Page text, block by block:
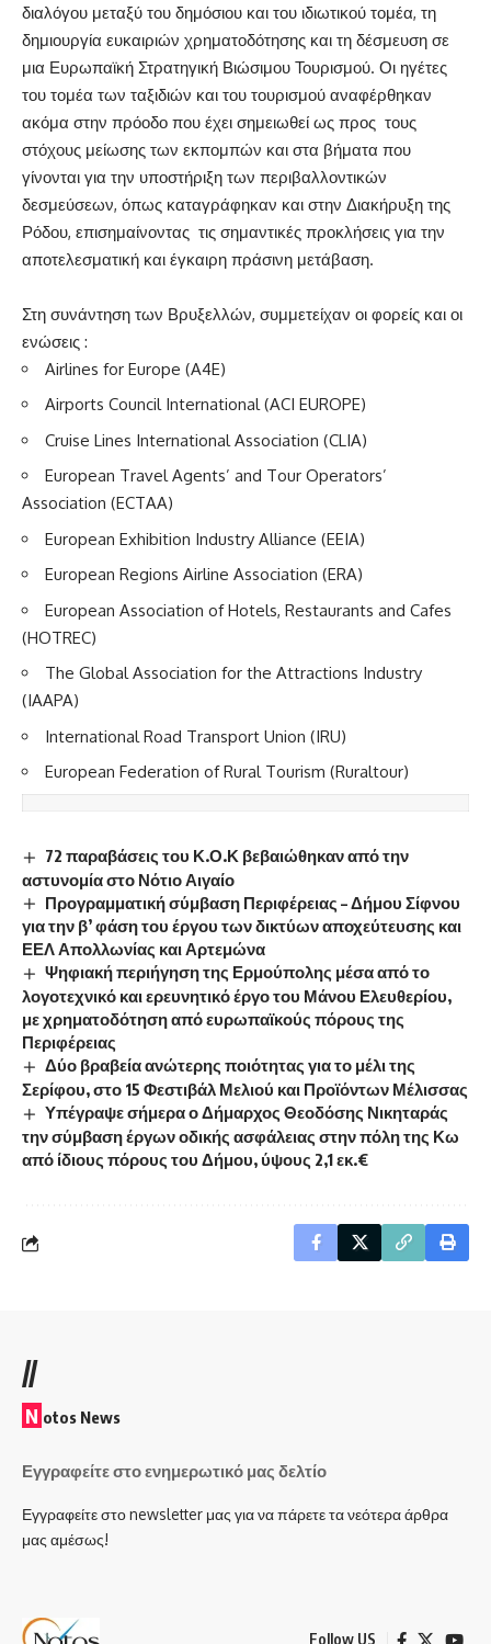
διαλόγου μεταξύ του δημόσιου και του ιδιωτικού τομέα, τη
δημιουργία ευκαιριών χρηματοδότησης και τη δέσμευση σε
μια Ευρωπαϊκή Στρατηγική Βιώσιμου Τουρισμού. Οι ηγέτες
του τομέα των ταξιδιών και του τουρισμού αναφέρθηκαν
ακόμα στην πρόοδο που έχει σημειωθεί ως προς τους
στόχους μείωσης των εκπομπών και στα βήματα που
γίνονται για την υποστήριξη των περιβαλλοντικών
δεσμεύσεων, όπως καταγράφηκαν και στην Διακήρυξη της
Ρόδου, επισημαίνοντας τις σημαντικές προκλήσεις για την
αποτελεσματική και έγκαιρη πράσινη μετάβαση.
Στη συνάντηση των Βρυξελλών, συμμετείχαν οι φορείς και οι
ενώσεις :
Airlines for Europe (A4E)
Airports Council International (ACI EUROPE)
Cruise Lines International Association (CLIA)
European Travel Agents’ and Tour Operators’
Association (ECTAA)
European Exhibition Industry Alliance (EEIA)
European Regions Airline Association (ERA)
European Association of Hotels, Restaurants and Cafes
(HOTREC)
The Global Association for the Attractions Industry
(IAAPA)
International Road Transport Union (IRU)
European Federation of Rural Tourism (Ruraltour)
72 παραβάσεις του Κ.Ο.Κ βεβαιώθηκαν από την
αστυνομία στο Νότιο Αιγαίο
Προγραμματική σύμβαση Περιφέρειας – Δήμου Σίφνου
για την β’ φάση του έργου των δικτύων αποχεύτευσης και
ΕΕΛ Απολλωνίας και Αρτεμώνα
Ψηφιακή περιήγηση της Ερμούπολης μέσα από το
λογοτεχνικό και ερευνητικό έργο του Μάνου Ελευθερίου,
με χρηματοδότηση από ευρωπαϊκούς πόρους της
Περιφέρειας
Δύο βραβεία ανώτερης ποιότητας για το μέλι της
Σερίφου, στο 15 Φεστιβάλ Μελιού και Προϊόντων Μέλισσας
Υπέγραψε σήμερα ο Δήμαρχος Θεοδόσης Νικηταράς
την σύμβαση έργων οδικής ασφάλειας στην πόλη της Κω
από ίδιους πόρους του Δήμου, ύψους 2,1 εκ.€
//
N otos News
Εγγραφείτε στο ενημερωτικό μας δελτίο
Εγγραφείτε στο newsletter μας για να πάρετε τα νεότερα άρθρα
μας αμέσως!
Follow US